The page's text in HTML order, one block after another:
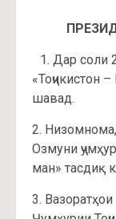
1. Дар соли
«Тоҷикистон
шавад.
2. Низомнома,
Озмуни
ман» тасдиқ
3.